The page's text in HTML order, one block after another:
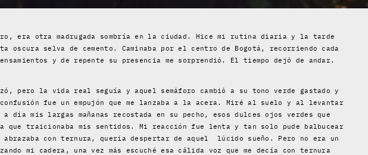
era otra madrugada sombría en la ciudad. Hice mi rutina diaria y la tarde
selva de cemento. Caminaba por el centro de Bogotá, recorriendo cada
y de repente su presencia me sorprendió. El tiempo dejó de andar.
pero la vida real seguía y aquel semáforo cambió a su tono verde gastado y
fue un empujón que me lanzaba a la acera. Miré al suelo y al levantar
mis largas mañanas recostada en su pecho, esos dulces ojos verdes que
que traicionaba mis sentidos. Mi reacción fue lenta y tan solo pude balbucear
con ternura, quería despertar de aquel lúcido sueño. Pero no era un
mi cadera, una vez más escuché esa cálida voz que me decía con ternura